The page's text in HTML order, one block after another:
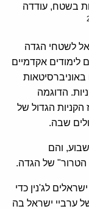
בשטח, עודדה
לשטחי הגדה
לימודים אקדמיים
הדוגמה
הקניות הגדול של
שבה.
והם
הטרור" של הגדה.
לג'נין כדי
ערביי ישראל בה